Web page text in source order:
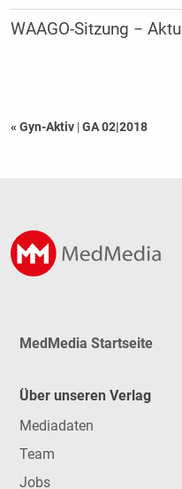
WAAGO-Sitzung −
« Gyn-Aktiv |GA 02|2018
MedMedia Startseite
Über unseren Verlag
Mediadaten
Team
Jobs